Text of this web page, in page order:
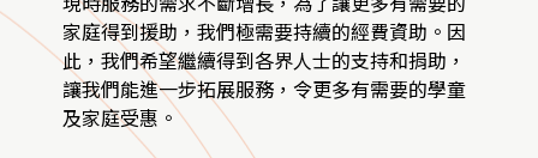
家庭得到援助，我們極需要持續的經費資助。因
此，我們希望繼續得到各界人士的支持和捐助，
讓我們能進一步拓展服務，令更多有需要的學童
及家庭受惠。